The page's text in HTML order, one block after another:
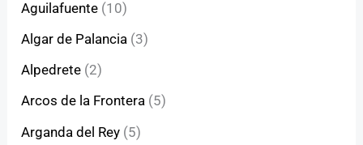
Aguilafuente (10)
Algar de Palancia (3)
Alpedrete (2)
Arcos de la Frontera (5)
Arganda del Rey (5)